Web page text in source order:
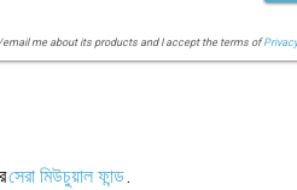
me about its products and I accept the terms of
সেরা মিউচুয়াল ফান্ড.